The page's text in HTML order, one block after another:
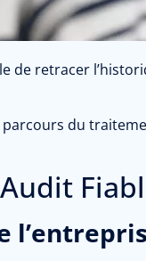
de retracer
du